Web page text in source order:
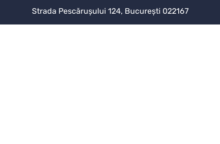
Strada Pescărușului 124, București 022167